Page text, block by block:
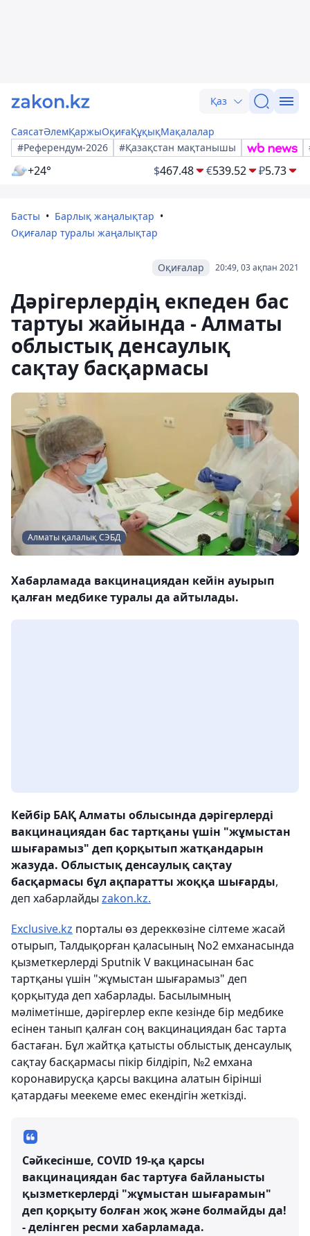
Қаз
СаясатӘлемҚаржыОқиғаҚұқықМақалалар
#Референдум-2026
#Қазақстан мақтанышы
+24° $467.48 €539.52 ₽5.73
Басты
Барлық жаңалықтар
Оқиғалар туралы жаңалықтар
20:49, 03 ақпан 2021
Оқиғалар
Дәрігерлердің екпеден бас
тартуы жайында - Алматы
облыстық денсаулық
сақтау басқармасы
Алматы қалалық СЭБД
Хабарламада вакцинациядан кейін ауырып
қалған медбике туралы да айтылады.
Кейбір БАҚ Алматы облысында дәрігерлерді
вакцинациядан бас тартқаны үшін "жұмыстан
шығарамыз" деп қорқытып жатқандарын
жазуда. Облыстық денсаулық сақтау
басқармасы бұл ақпаратты жоққа шығарды,
деп хабарлайды zakon.kz.
Exclusive.kz порталы өз дереккөзіне сілтеме жасай
отырып, Талдықорған қаласының No2 емханасында
қызметкерлерді Sputnik V вакцинасынан бас
тартқаны үшін "жұмыстан шығарамыз" деп
қорқытуда деп хабарлады. Басылымның
мәліметінше, дәрігерлер екпе кезінде бір медбике
есінен танып қалған соң вакцинациядан бас тарта
бастаған. Бұл жайтқа қатысты облыстық денсаулық
сақтау басқармасы пікір білдіріп, №2 емхана
коронавирусқа қарсы вакцина алатын бірінші
қатардағы меекеме емес екендігін жеткізді.
Сәйкесінше, COVID 19-қа қарсы
вакцинациядан бас тартуға байланысты
қызметкерлерді "жұмыстан шығарамын"
деп қорқыту болған жоқ және болмайды да!
- делінген ресми хабарламада.